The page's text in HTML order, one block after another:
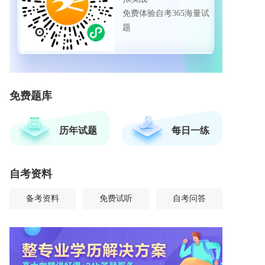
免费体验自考365海量试
题
免费题库
历年试题 每日一练
自考资料
备考资料 免费试听 自考问答